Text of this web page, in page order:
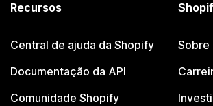
Recursos
Central de ajuda da Shopify
Documentação da API
Comunidade Shopify
Sobre